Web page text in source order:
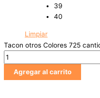
39
40
Limpiar
Tacon otros Colores 725
Agregar al carrito